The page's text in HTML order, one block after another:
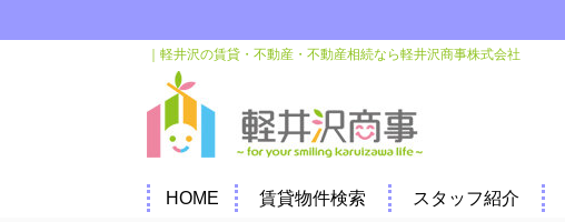
｜軽井沢の賃貸・不動産・不動産相続なら軽井沢商事株式会社
HOME 賃貸物件検索 スタッフ紹介